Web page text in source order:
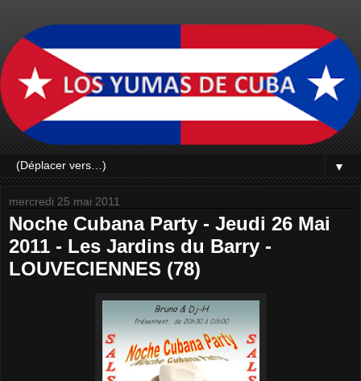
▼
mercredi 25 mai 2011
Noche Cubana Party - Jeudi 26 Mai
2011 - Les Jardins du Barry -
LOUVECIENNES (78)